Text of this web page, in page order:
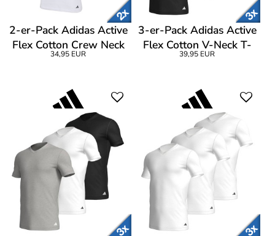
2-er-Pack Adidas Active
Flex Cotton Crew Neck
T-Shirt
34,95 EUR
3-er-Pack Adidas Active
Flex Cotton V-Neck T-
Shirt
39,95 EUR